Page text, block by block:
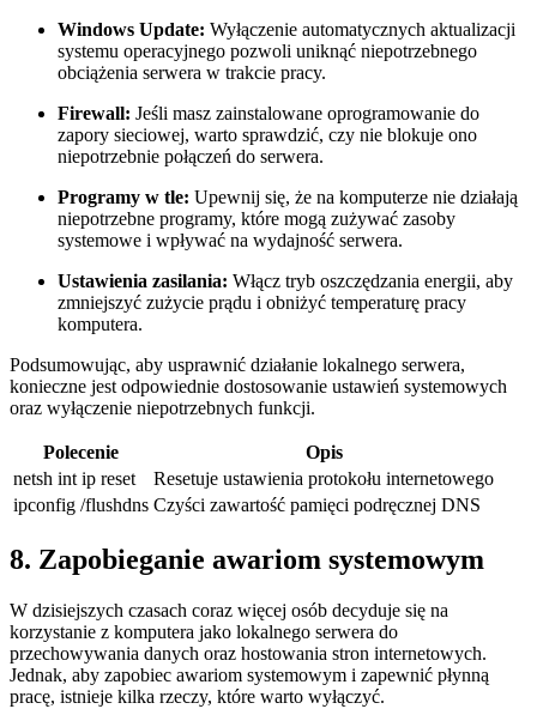
Windows⁣ Update: ​Wyłączenie automatycznych aktualizacji
systemu operacyjnego⁣ pozwoli uniknąć niepotrzebnego
obciążenia ⁢serwera w trakcie ⁣pracy.
Firewall: Jeśli masz zainstalowane‍ oprogramowanie do
zapory sieciowej, warto sprawdzić, czy nie blokuje ono
niepotrzebnie połączeń do ⁢serwera.
Programy w tle: Upewnij‍ się, że⁣ na komputerze nie ​działają
niepotrzebne ‌programy, ​które mogą zużywać zasoby
systemowe i wpływać na wydajność serwera.
Ustawienia zasilania: Włącz tryb oszczędzania ‍energii, aby
zmniejszyć zużycie prądu i obniżyć​ temperaturę pracy
komputera.
Podsumowując,‌ aby‍ usprawnić działanie ⁢lokalnego ⁢serwera,
konieczne ⁤jest ‌odpowiednie dostosowanie ustawień systemowych
oraz wyłączenie niepotrzebnych funkcji.
Polecenie
Opis
netsh‌ int ⁤ip reset
Resetuje ustawienia protokołu internetowego
ipconfig /flushdns Czyści zawartość pamięci podręcznej⁤ DNS
8. Zapobieganie awariom systemowym
W ‍dzisiejszych czasach coraz więcej ‌osób decyduje ‍się na
korzystanie⁣ z komputera jako ‍lokalnego serwera do
przechowywania danych oraz hostowania stron internetowych.
Jednak, aby zapobiec awariom systemowym i zapewnić ‍płynną ​
pracę, istnieje kilka rzeczy, które ⁤warto wyłączyć.